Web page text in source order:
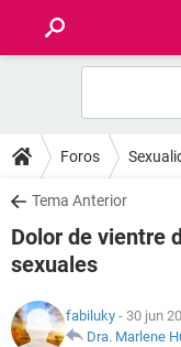
FOROS
SALUD
FAMILIA
NUTRICIÓN
Foros
Tema Anterior
Dolor de vientre
sexuales
fabiluky - 30 jun
Dra. Marlene